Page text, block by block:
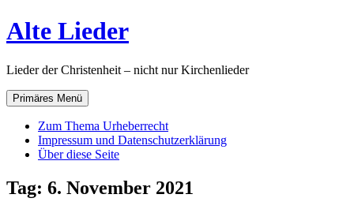
Zum
Inhalt
Alte Lieder
Lieder der Christenheit – nicht nur Kirchenlieder
Primäres Menü
Zum Thema Urheberrecht
Impressum und Datenschutzerklärung
Über diese Seite
Tag: 6. November 2021